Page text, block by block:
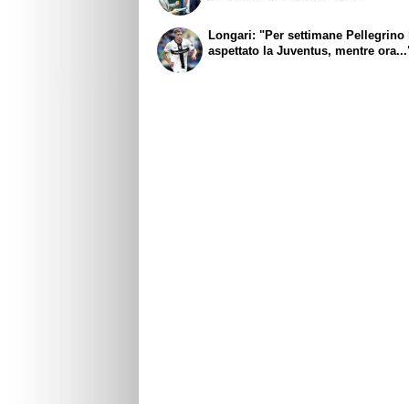
Longari: "Per settimane Pellegrino
aspettato la Juventus, mentre